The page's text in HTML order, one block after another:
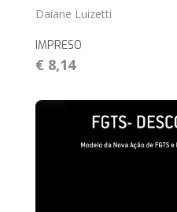
Daiane Luizetti
IMPRESO
€ 8,14